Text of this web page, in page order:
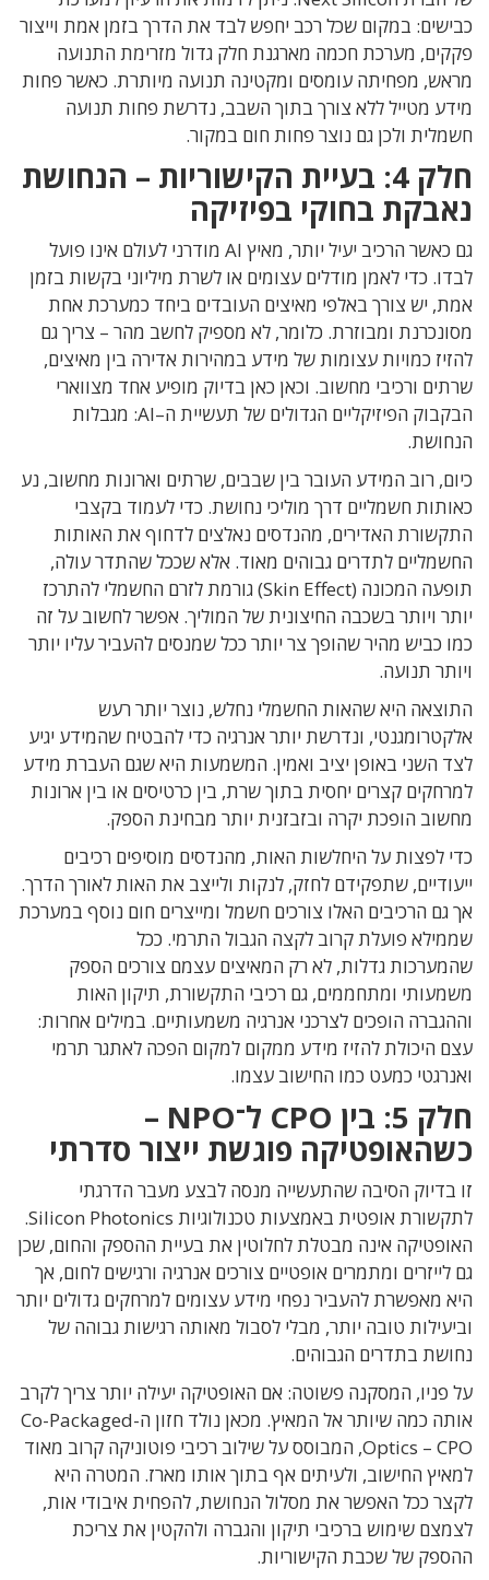
כבישים: במקום שכל רכב יחפש לבד את הדרך בזמן אמת וייצור
פקקים, מערכת חכמה מארגנת חלק גדול מזרימת התנועה
מראש, מפחיתה עומסים ומקטינה תנועה מיותרת. כאשר פחות
מידע מטייל ללא צורך בתוך השבב, נדרשת פחות תנועה
חשמלית ולכן גם נוצר פחות חום במקור.
חלק 4: בעיית הקישוריות – הנחושת
נאבקת בחוקי בפיזיקה
גם כאשר הרכיב יעיל יותר, מאיץ AI מודרני לעולם אינו פועל
לבדו. כדי לאמן מודלים עצומים או לשרת מיליוני בקשות בזמן
אמת, יש צורך באלפי מאיצים העובדים ביחד כמערכת אחת
מסונכרנת ומבוזרת. כלומר, לא מספיק לחשב מהר – צריך גם
להזיז כמויות עצומות של מידע במהירות אדירה בין מאיצים,
שרתים ורכיבי מחשוב. וכאן כאן בדיוק מופיע אחד מצווארי
הבקבוק הפיזיקליים הגדולים של תעשיית ה–
AI:
מגבלות
הנחושת.
כיום, רוב המידע העובר בין שבבים, שרתים וארונות מחשוב, נע
כאותות חשמליים דרך מוליכי נחושת. כדי לעמוד בקצבי
התקשורת האדירים, מהנדסים נאלצים לדחוף את האותות
החשמליים לתדרים גבוהים מאוד. אלא שככל שהתדר עולה,
תופעה המכונה (Skin Effect)
גורמת לזרם החשמלי להתרכז
יותר ויותר בשכבה החיצונית של המוליך. אפשר לחשוב על זה
כמו כביש מהיר שהופך צר יותר ככל שמנסים להעביר עליו יותר
ויותר תנועה.
התוצאה היא שהאות החשמלי נחלש, נוצר יותר רעש
אלקטרומגנטי, ונדרשת יותר אנרגיה כדי להבטיח שהמידע יגיע
לצד השני באופן יציב ואמין. המשמעות היא שגם העברת מידע
למרחקים קצרים יחסית בתוך שרת, בין כרטיסים או בין ארונות
מחשוב הופכת יקרה ובזבזנית יותר מבחינת הספק.
כדי לפצות על היחלשות האות, מהנדסים מוסיפים רכיבים
ייעודיים, שתפקידם לחזק, לנקות ולייצב את האות לאורך הדרך.
אך גם הרכיבים האלו צורכים חשמל ומייצרים חום נוסף במערכת
שממילא פועלת קרוב לקצה הגבול התרמי. ככל
שהמערכות גדלות, לא רק המאיצים עצמם צורכים הספק
משמעותי ומתחממים, גם רכיבי התקשורת, תיקון האות
וההגברה הופכים לצרכני אנרגיה משמעותיים. במילים אחרות:
עצם היכולת להזיז מידע ממקום למקום הפכה לאתגר תרמי
ואנרגטי כמעט כמו החישוב עצמו.
חלק 5: בין CPO ל־NPO –
כשהאופטיקה פוגשת ייצור סדרתי
זו בדיוק הסיבה שהתעשייה מנסה לבצע מעבר הדרגתי
לתקשורת אופטית באמצעות טכנולוגיות Silicon Photonics.
האופטיקה אינה מבטלת לחלוטין את בעיית ההספק והחום, שכן
גם לייזרים ומתמרים אופטיים צורכים אנרגיה ורגישים לחום, אך
היא מאפשרת להעביר נפחי מידע עצומים למרחקים גדולים יותר
וביעילות טובה יותר, מבלי לסבול מאותה רגישות גבוהה של
נחושת בתדרים הגבוהים.
על פניו, המסקנה פשוטה: אם האופטיקה יעילה יותר צריך לקרב
אותה כמה שיותר אל המאיץ. מכאן נולד חזון ה-Co-Packaged
Optics – CPO, המבוסס על
שילוב רכיבי פוטוניקה קרוב מאוד
למאיץ החישוב, ולעיתים אף בתוך אותו מארז. המטרה היא
לקצר ככל האפשר את מסלול הנחושת, להפחית איבודי אות,
לצמצם שימוש ברכיבי תיקון והגברה ולהקטין את צריכת
ההספק של שכבת הקישוריות.